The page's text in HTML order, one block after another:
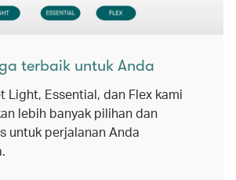
terbaik untuk Anda
Light, Essential, dan Flex kami
lebih banyak pilihan dan
untuk perjalanan Anda